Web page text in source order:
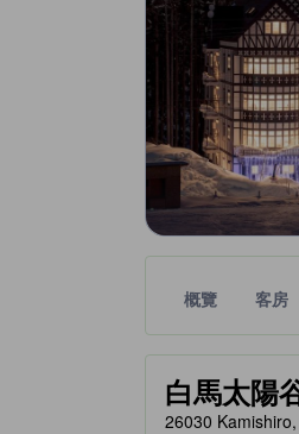
概覽 客房
白馬太陽
tooltip
金星評級由夥伴網
26030